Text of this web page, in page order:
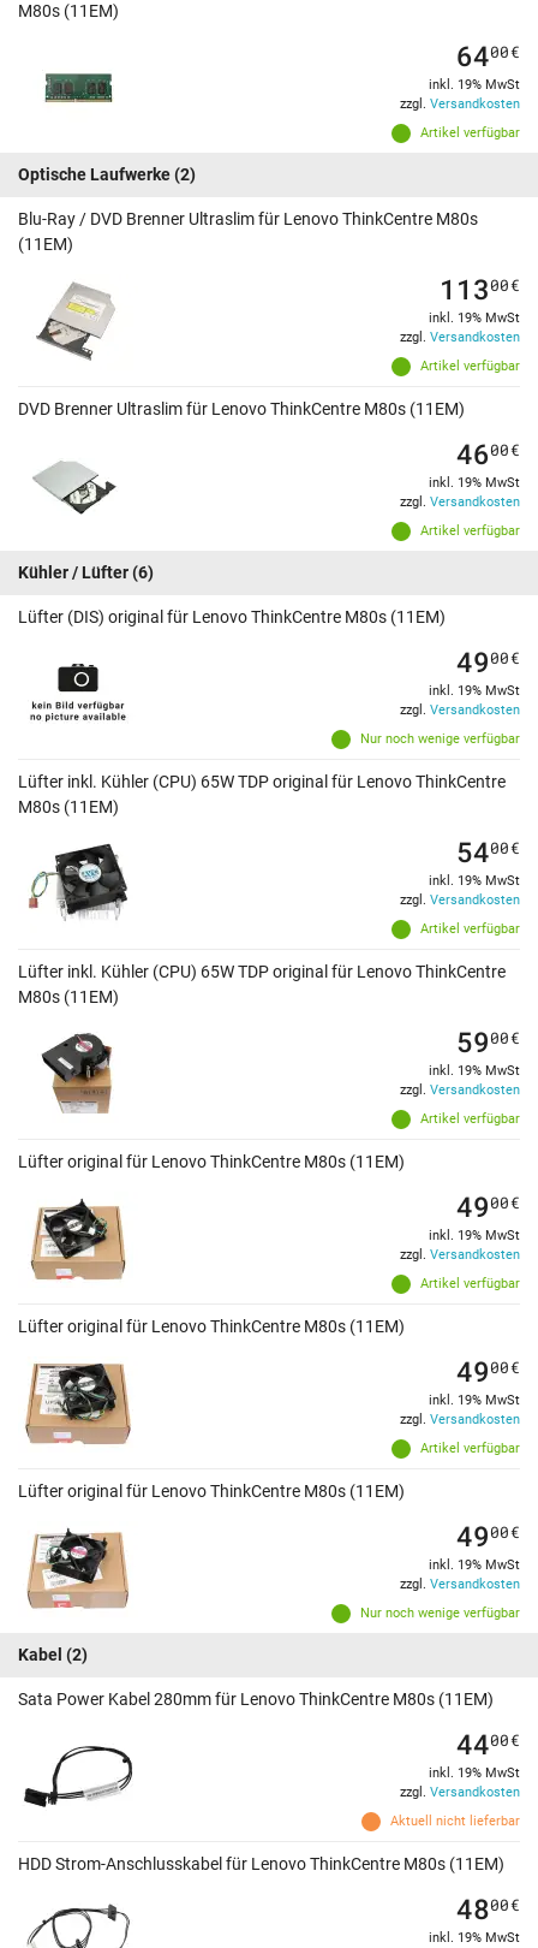
M80s (11EM)
Artikel verfügbar
6400€
inkl. 19% MwSt
zzgl. Versandkosten
Optische Laufwerke(2)
Blu-Ray / DVD Brenner Ultraslim für Lenovo ThinkCentre M80s
(11EM)
Artikel verfügbar
11300€
inkl. 19% MwSt
zzgl. Versandkosten
DVD Brenner Ultraslim für Lenovo ThinkCentre M80s (11EM)
Artikel verfügbar
4600€
inkl. 19% MwSt
zzgl. Versandkosten
Kühler / Lüfter(6)
Lüfter (DIS) original für Lenovo ThinkCentre M80s (11EM)
Nur noch wenige verfügbar
4900€
inkl. 19% MwSt
zzgl. Versandkosten
Lüfter inkl. Kühler (CPU) 65W TDP original für Lenovo ThinkCentre
M80s (11EM)
Artikel verfügbar
5400€
inkl. 19% MwSt
zzgl. Versandkosten
Lüfter inkl. Kühler (CPU) 65W TDP original für Lenovo ThinkCentre
M80s (11EM)
Artikel verfügbar
5900€
inkl. 19% MwSt
zzgl. Versandkosten
Lüfter original für Lenovo ThinkCentre M80s (11EM)
Artikel verfügbar
4900€
inkl. 19% MwSt
zzgl. Versandkosten
Lüfter original für Lenovo ThinkCentre M80s (11EM)
Artikel verfügbar
4900€
inkl. 19% MwSt
zzgl. Versandkosten
Lüfter original für Lenovo ThinkCentre M80s (11EM)
Nur noch wenige verfügbar
4900€
inkl. 19% MwSt
zzgl. Versandkosten
Kabel (2)
Sata Power Kabel 280mm für Lenovo ThinkCentre M80s (11EM)
Aktuell nicht lieferbar
4400€
inkl. 19% MwSt
zzgl. Versandkosten
HDD Strom-Anschlusskabel für Lenovo ThinkCentre M80s (11EM)
4800€
inkl. 19% MwSt